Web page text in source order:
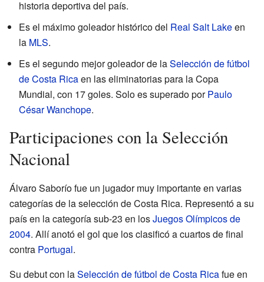
historia deportiva del país.
Es el máximo goleador histórico del Real Salt Lakeen
la MLS.
Es el segundo mejor goleador de laSelección de fútbol
de Costa Ricaen las eliminatorias para la Copa
Mundial, con 17 goles. Solo es superado porPaulo
César Wanchope.
Participaciones con la Selección
Nacional
Álvaro Saborío fue un jugador muy importante en varias
categorías de la selección de Costa Rica. Representó a su
país en la categoría sub-23 en losJuegos Olímpicos de
2004. Allí anotó el gol que los clasificó a cuartos de final
contra Portugal.
Su debut con laSelección de fútbol de Costa Ricafue en